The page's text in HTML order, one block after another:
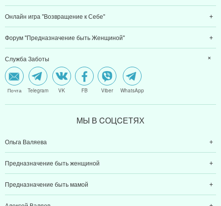
Онлайн игра "Возвращение к Себе"
Форум "Предназначение быть Женщиной"
Служба Заботы
Почта Telegram VK FB Viber WhatsApp
МЫ В CОЦCЕТЯХ
Ольга Валяева
Предназначение быть женщиной
Предназначение быть мамой